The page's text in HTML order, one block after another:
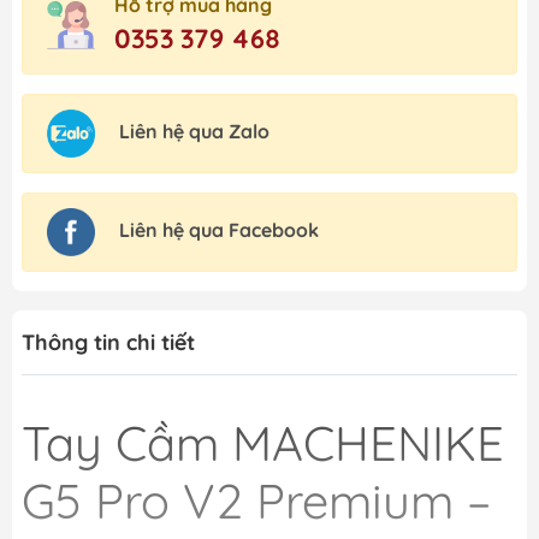
Hỗ trợ mua hàng
0353 379 468
Liên hệ qua Zalo
Liên hệ qua Facebook
Thông tin chi tiết
Tay Cầm MACHENIKE
G5 Pro V2 Premium –